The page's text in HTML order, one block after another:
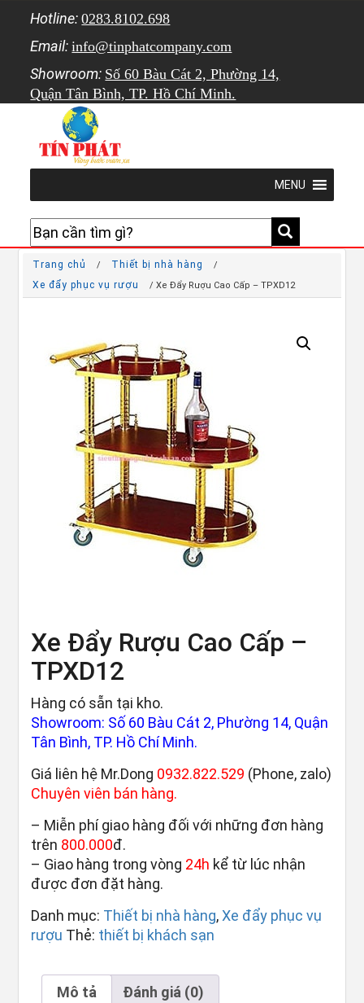
Hotline: 0283.8102.698
Email: info@tinphatcompany.com
Showroom: Số 60 Bàu Cát 2, Phường 14,
Quận Tân Bình, TP. Hồ Chí Minh.
MENU
Trang chủ / Thiết bị nhà hàng /
Xe đẩy phục vụ rượu / Xe Đẩy Rượu Cao Cấp – TPXD12
Xe Đẩy Rượu Cao Cấp –
TPXD12
Hàng có sẵn tại kho.
Showroom: Số 60 Bàu Cát 2, Phường 14, Quận
Tân Bình, TP. Hồ Chí Minh.
Giá liên hệ Mr.Dong 0932.822.529 (Phone, zalo)
Chuyên viên bán hàng.
– Miễn phí giao hàng đối với những đơn hàng
trên 800.000đ.
– Giao hàng trong vòng 24h kể từ lúc nhận
được đơn đặt hàng.
Danh mục: Thiết bị nhà hàng,Xe đẩy phục vụ
rượu Thẻ: thiết bị khách sạn
Mô tả Đánh giá (0)